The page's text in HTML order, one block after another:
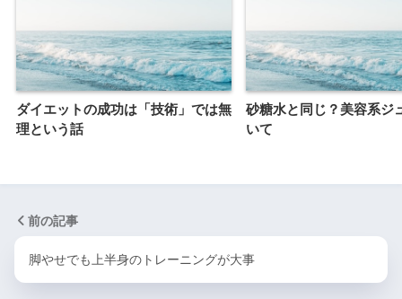
ダイエットの成功は「技術」では無
理という話
砂糖水と同じ？美容系ジ
いて
前の記事
脚やせでも上半身のトレーニングが大事